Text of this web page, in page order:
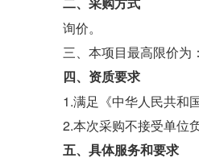
二、采购方式
询价。
三、本项目最高限价
四、资质要求
1.满足《中华人民共
2.本次采购不接受单位
五、具体服务和要求